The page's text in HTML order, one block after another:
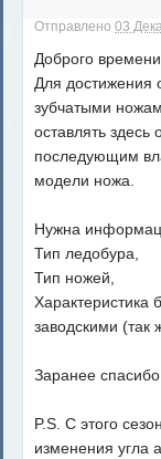
Отправлено03
Доброго
Для достижения
зубчатыми
оставлять
последующим
модели ножа.
Нужна
Тип ледобура,
Тип ножей,
Характеристика
заводскими (так
Заранее
P.S. C этого
изменения угла